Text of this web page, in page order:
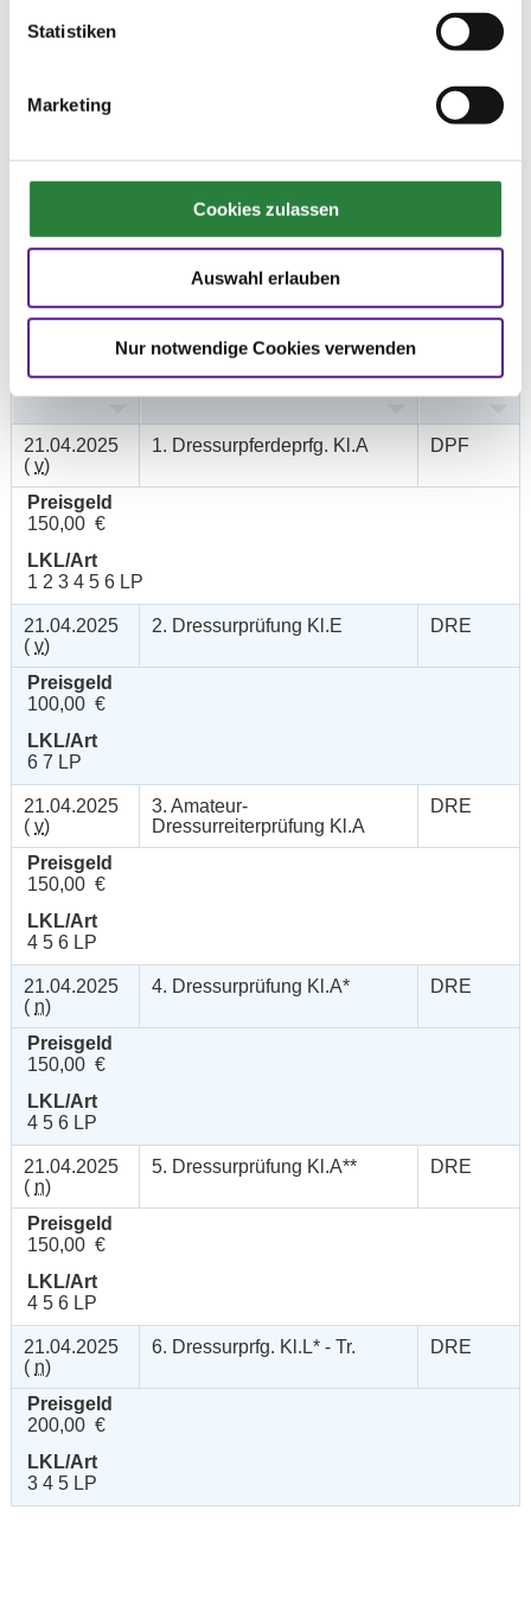
Statistiken
Marketing
Cookies zulassen
Auswahl erlauben
Nur notwendige Cookies verwenden
Vorläufige Zeitenteilung:
Zu den Ergebnissen auf www.fn-erfolgsdaten.de
Datum Prüfung Disziplin
21.04.2025
( v)
1. Dressurpferdeprfg. Kl.A DPF
Preisgeld
150,00 €
LKL/Art
1 2 3 4 5 6 LP
21.04.2025
( v)
2. Dressurprüfung Kl.E DRE
Preisgeld
100,00 €
LKL/Art
6 7 LP
21.04.2025
( v)
3. Amateur-
Dressurreiterprüfung Kl.A
DRE
Preisgeld
150,00 €
LKL/Art
4 5 6 LP
21.04.2025
( n)
4. Dressurprüfung Kl.A* DRE
Preisgeld
150,00 €
LKL/Art
4 5 6 LP
21.04.2025
( n)
5. Dressurprüfung Kl.A** DRE
Preisgeld
150,00 €
LKL/Art
4 5 6 LP
21.04.2025
( n)
6. Dressurprfg. Kl.L* - Tr. DRE
Preisgeld
200,00 €
LKL/Art
3 4 5 LP